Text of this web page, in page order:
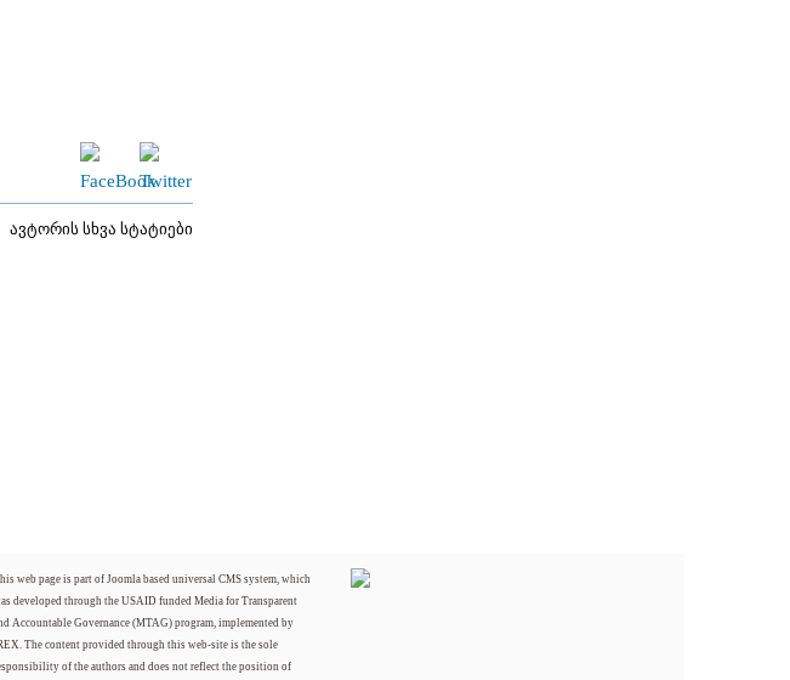
ავტორის სხვა სტატიები
web page is part of Joomla based universal CMS system, which
developed through the USAID funded Media for Transparent
Accountable Governance (MTAG) program, implemented by
The content provided through this web-site is the sole
of the authors and does not reflect the position of